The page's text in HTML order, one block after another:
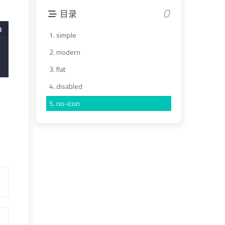
目录 0
1. simple
2. modern
3.flat
4. disabled
5.no-icon